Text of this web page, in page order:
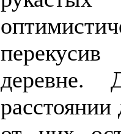
деревне.
расстоянии